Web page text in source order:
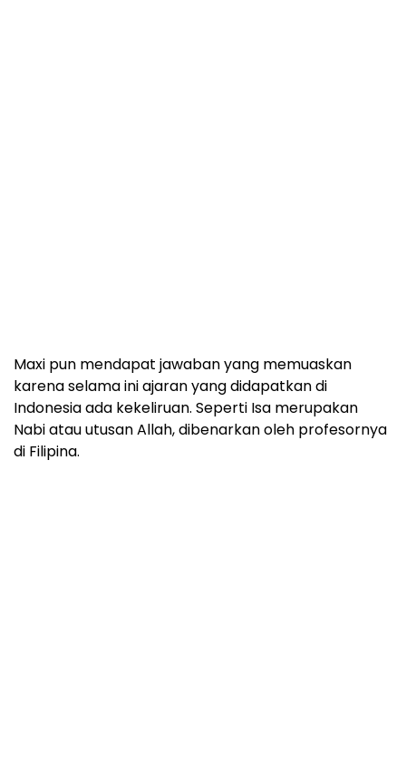
Maxi pun mendapat jawaban yang memuaskan
karena selama ini ajaran yang didapatkan di
Indonesia ada kekeliruan. Seperti Isa merupakan
Nabi atau utusan Allah, dibenarkan oleh profesornya
di Filipina.